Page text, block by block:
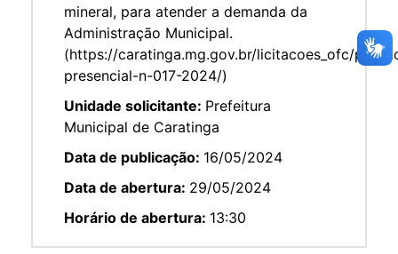
mineral, para atender a demanda da
Administração Municipal.
(https://caratinga.mg.gov.br/licitacoes_ofc/
presencial-n-017-2024/)
Unidade solicitante: Prefeitura
Municipal de Caratinga
Data de publicação: 16/05/2024
Data de abertura: 29/05/2024
Horário de abertura: 13:30